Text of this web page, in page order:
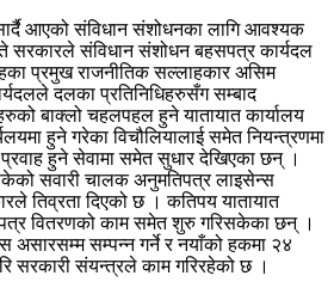
आएको संविधान संशोधनका लागि आवश्यक
सरकारले संविधान संशोधन बहसपत्र कार्यदल
प्रमुख राजनीतिक सल्लाहकार असिम
दलका प्रतिनिधिहरुसँग सम्बाद
बाक्लो चहलपहल हुने यातायात कार्यालय
हुने गरेका विचौलियालाई समेत नियन्त्रणमा
प्रवाह हुने सेवामा समेत सुधार देखिएका छन् ।
सवारी चालक अनुमतिपत्र लाइसेन्स
तिव्रता दिएको छ । कतिपय यातायात
वितरणको काम समेत शुरु गरिसकेका छन् ।
असारसम्म सम्पन्न गर्ने र नयाँको हकमा २४
सरकारी संयन्त्रले काम गरिरहेको छ ।